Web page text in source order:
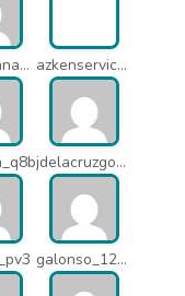
chicangana01x_q7o azkenservices_mdx
jdelacruzgonzalez2015_q8e
galonso_12031